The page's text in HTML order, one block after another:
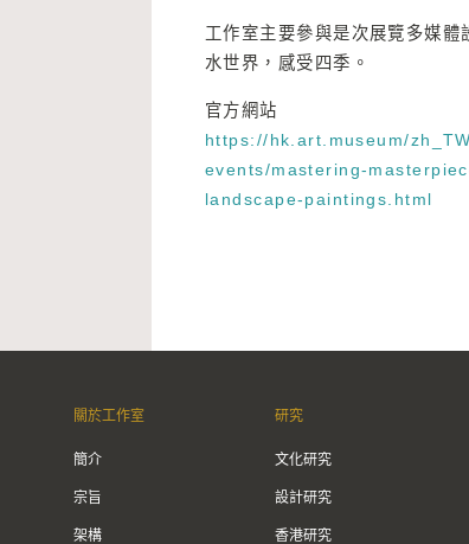
工作室主要參與是次展覽多媒
水世界，感受四季。
官方網站
https://hk.art.museum/
events/mastering-
landscape-paintings.html
關於工作室
簡介
宗旨
架構
研究
文化研究
設計研究
香港研究